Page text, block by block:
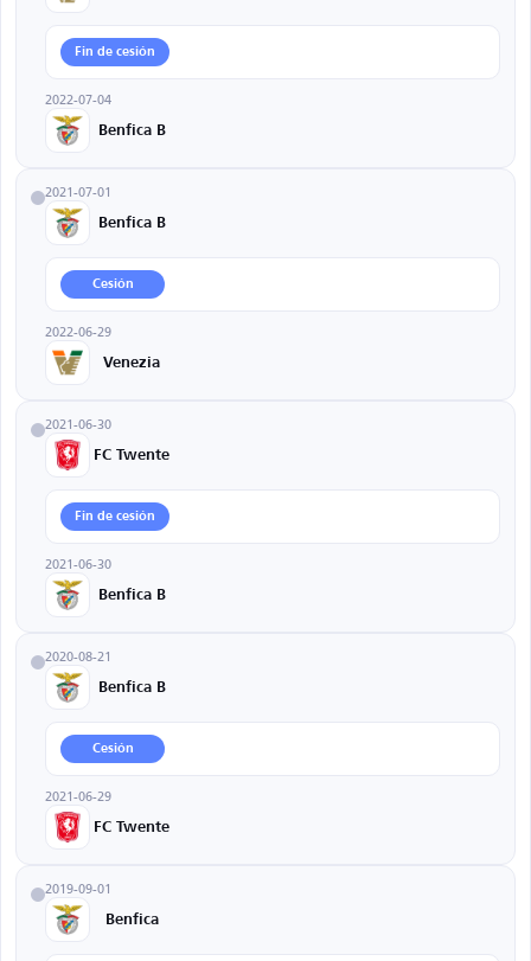
Fin de cesión
2022-07-04
Benfica B
2021-07-01
Benfica B
Cesión
2022-06-29
Venezia
2021-06-30
FC Twente
Fin de cesión
2021-06-30
Benfica B
2020-08-21
Benfica B
Cesión
2021-06-29
FC Twente
2019-09-01
Benfica